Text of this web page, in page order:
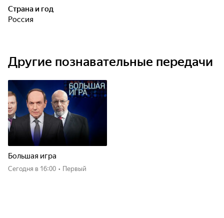
Страна и год
Россия
Другие познавательные передачи
Большая игра
Сегодня в 16:00 • Первый